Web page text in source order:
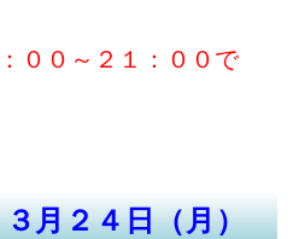
００～２１：００で
月２４日（月）